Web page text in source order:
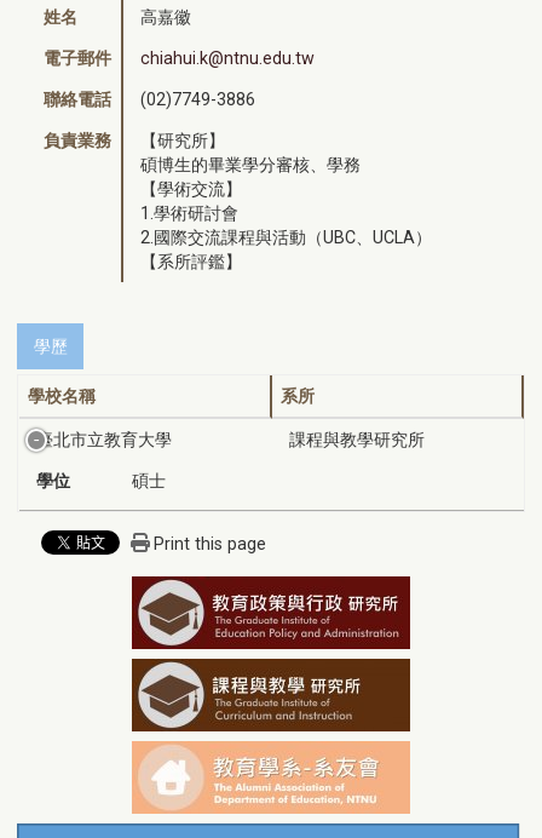
姓名 高嘉徽
電子郵件 chiahui.k@ntnu.edu.tw
聯絡電話 (02)7749-3886
負責業務
【研究所】
碩博生的畢業學分審核、學務
【學術交流】
1.學術研討會
2.國際交流課程與活動（UBC、UCLA）
【系所評鑑】
學歷
學校名稱 系所
臺北市立教育大學 課程與教學研究所
學位 碩士
Print this page